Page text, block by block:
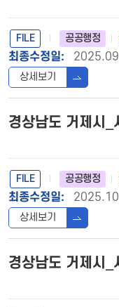
FILE 공공행정
상세보기
경상남도 거제시_
FILE 공공행정
상세보기
경상남도 거제시_